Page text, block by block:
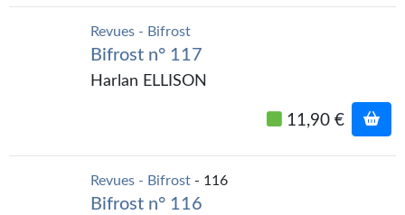
Le Bélial' sur Youtube
LE BLOG BIFROST
La Bibliothèque orbitale
Journal d'un homme des bois
Revues - Bifrost
Bifrost n° 117
Harlan ELLISON
11,90 €
Revues - Bifrost - 116
Bifrost n° 116